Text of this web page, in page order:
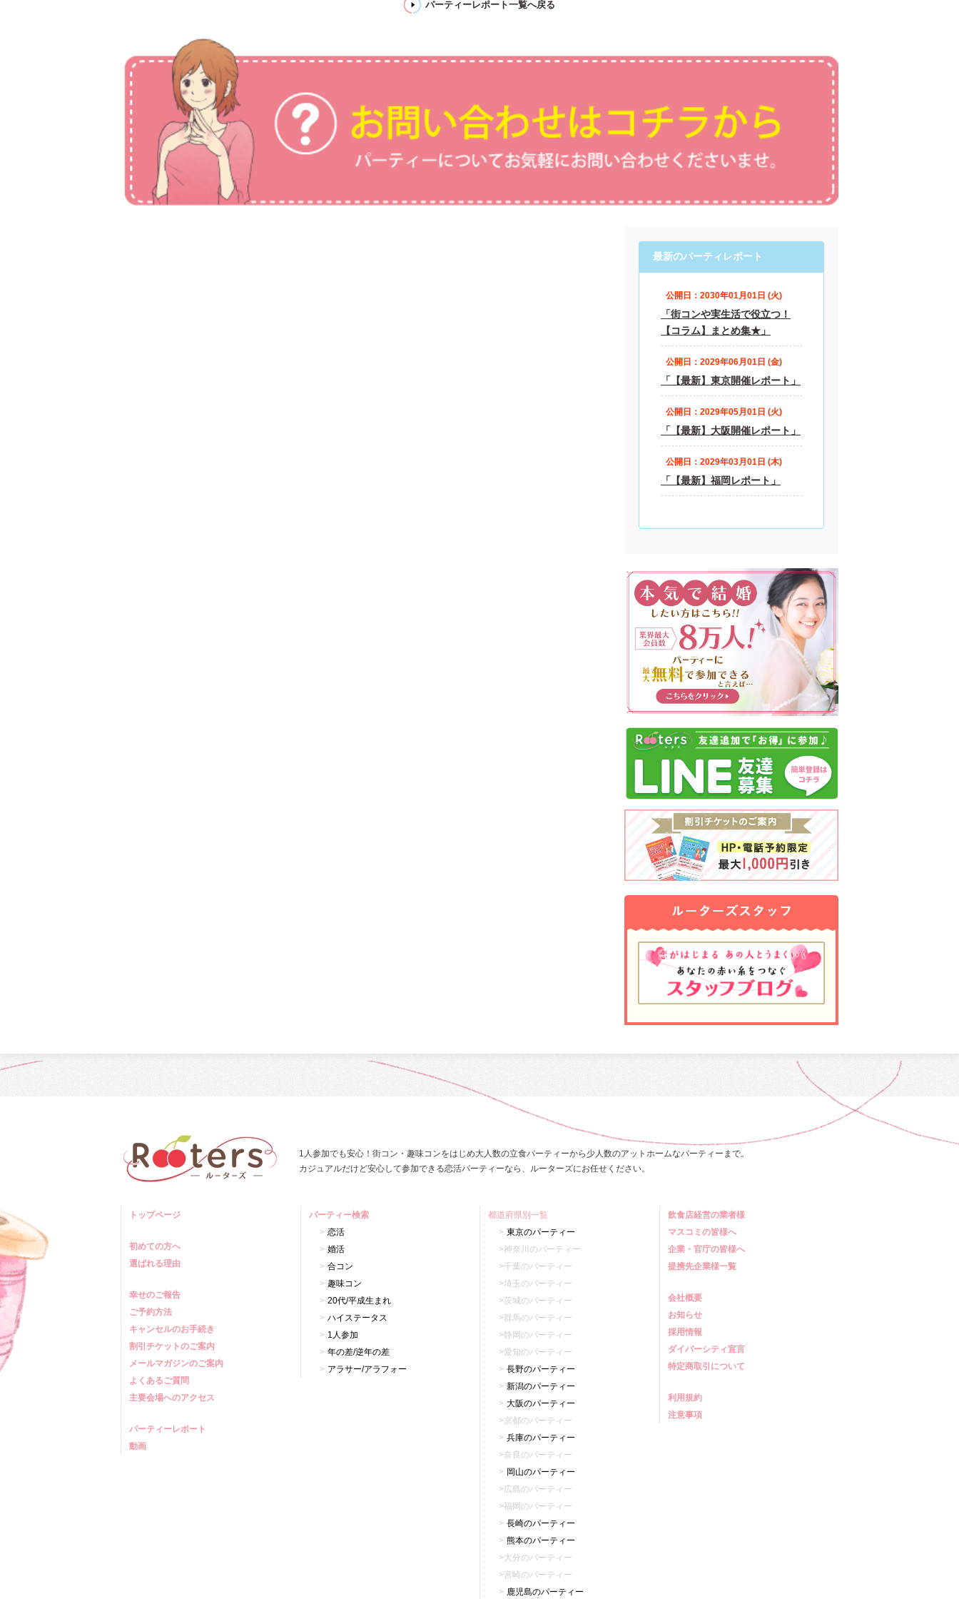
パーティーレポート一覧へ戻る
最新のパーティレポート
公開日：2030年01月01日 (火)
「街コンや実生活で役立つ！
【コラム】まとめ集★」
公開日：2029年06月01日 (金)
「【最新】東京開催レポート」
公開日：2029年05月01日 (火)
「【最新】大阪開催レポート」
公開日：2029年03月01日 (木)
「【最新】福岡レポート」
1人参加でも安心！街コン・趣味コンをはじめ大人数の立食パーティーから少人数のアットホームなパーティーまで。
カジュアルだけど安心して参加できる恋活パーティーなら、ルーターズにお任せください。
トップページ
初めての方へ
選ばれる理由
幸せのご報告
ご予約方法
キャンセルのお手続き
割引チケットのご案内
メールマガジンのご案内
よくあるご質問
主要会場へのアクセス
パーティーレポート
動画
パーティー検索
恋活
婚活
合コン
趣味コン
20代/平成生まれ
ハイステータス
1人参加
年の差/逆年の差
アラサー/アラフォー
都道府県別一覧
東京のパーティー
神奈川のパーティー
千葉のパーティー
埼玉のパーティー
茨城のパーティー
群馬のパーティー
静岡のパーティー
愛知のパーティー
長野のパーティー
新潟のパーティー
大阪のパーティー
京都のパーティー
兵庫のパーティー
奈良のパーティー
岡山のパーティー
広島のパーティー
福岡のパーティー
長崎のパーティー
熊本のパーティー
大分のパーティー
宮崎のパーティー
鹿児島のパーティー
飲食店経営の業者様
マスコミの皆様へ
企業・官庁の皆様へ
提携先企業様一覧
会社概要
お知らせ
採用情報
ダイバーシティ宣言
特定商取引について
利用規約
注意事項